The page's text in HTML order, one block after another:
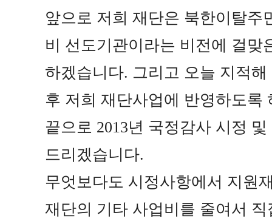
앞으로 저희 재단은 북한이탈주
비 선도기관이라는 비전에 걸맞
하겠습니다. 그리고 오늘 지적
후 저희 재단사업에 반영하도록
끝으로 2013년 국정감사 시정
드리겠습니다.
무엇보다도 시정사항에서 지원
재단의 기타 사업비를 줄여서